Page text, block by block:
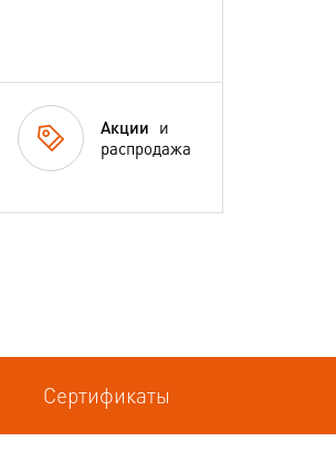
Акции и
распродажа
Сертификаты